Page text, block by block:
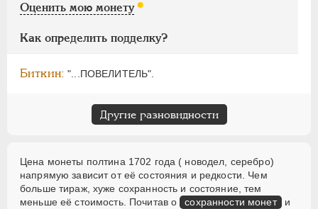
Оценить мою монету
Как определить подделку?
Биткин: "...ПОВЕЛИТЕЛЬ".
Другие разновидности
Цена монеты полтина 1702 года ( новодел, серебро)
напрямую зависит от её состояния и редкости. Чем
больше тираж, хуже сохранность и состояние, тем
меньше её стоимость. Почитав о сохранности монет и
ИНОСТРАННЫЕ 1768-1918